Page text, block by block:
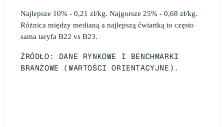
Najlepsze 10% - 0,21 zł/kg. Najgorsze 25% - 0,68 zł/kg.
Różnica między medianą a najlepszą ćwiartką to często
sama taryfa B22 vs B23.
ŹRÓDŁO: DANE RYNKOWE I BENCHMARKI
BRANŻOWE (WARTOŚCI ORIENTACYJNE).